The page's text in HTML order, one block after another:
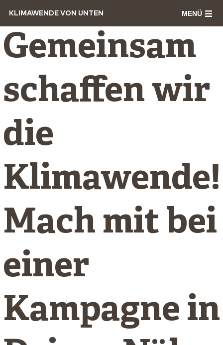
KLIMAWENDE VON UNTEN MENÜ
Gemeinsam
schaffen wir
die
Klimawende!
Mach mit bei
einer
Kampagne in